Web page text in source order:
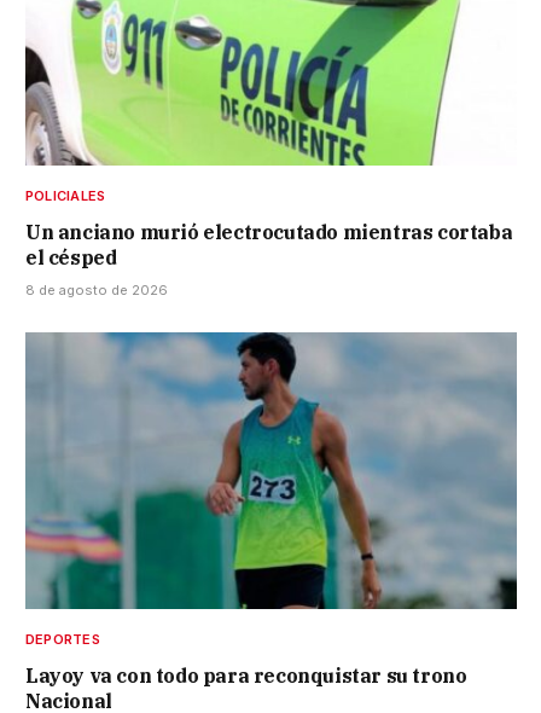
POLICIALES
Un anciano murió electrocutado mientras cortaba
el césped
8 de agosto de 2026
DEPORTES
Layoy va con todo para reconquistar su trono
Nacional